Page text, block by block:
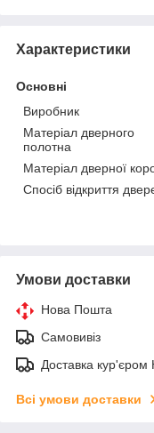
Характеристики
Основні
Виробник
Матеріал дверного
полотна
Матеріал дверної
Спосіб відкриття
Умови доставки
Нова Пошта
Самовивіз
Доставка кур'єром
Всі умови доставки